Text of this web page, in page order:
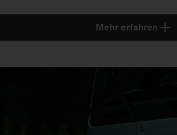
Mehr erfahren